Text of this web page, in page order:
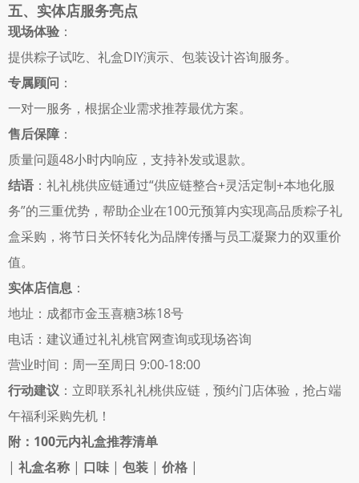
五、实体店服务亮点
现场体验 ：
提供粽子试吃、礼盒DIY演示、包装设计咨询服务。
专属顾问 ：
一对一服务，根据企业需求推荐最优方案。
售后保障 ：
质量问题48小时内响应，支持补发或退款。
结语 ：礼礼桃供应链通过“供应链整合+灵活定制+本地化服
务”的三重优势，帮助企业在100元预算内实现高品质粽子礼
盒采购，将节日关怀转化为品牌传播与员工凝聚力的双重价
值。
实体店信息 ：
地址：成都市金玉喜糖3栋18号
电话：建议通过礼礼桃官网查询或现场咨询
营业时间：周一至周日 9:00-18:00
行动建议 ：立即联系礼礼桃供应链，预约门店体验，抢占端
午福利采购先机！
附：100元内礼盒推荐清单
| 礼盒名称 | 口味 | 包装 | 价格 |